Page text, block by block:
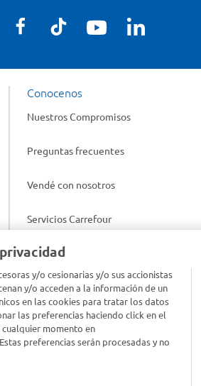
Conocenos
Nuestros Compromisos
Preguntas frecuentes
Vendé con nosotros
Servicios Carrefour
Info útil
Tasas de interés
Contacto
y/o cesionarias y/o sus accionistas
y/o acceden a la información de un
en las cookies para tratar los datos
las preferencias haciendo click en el
cualquier momento en
preferencias serán procesadas y no